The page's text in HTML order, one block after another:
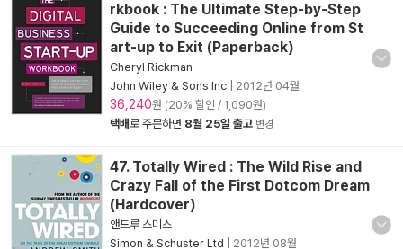
rkbook : The Ultimate Step-by-Step
Guide to Succeeding Online from St
art-up to Exit (Paperback)
Cheryl Rickman
John Wiley & Sons Inc
2012년 04월
36,240원 (20% 할인 / 1,090원)
택배로 주문하면 8월 25일 출고 변경
47. Totally Wired : The Wild Rise and
Crazy Fall of the First Dotcom Dream
(Hardcover)
앤드루 스미스
Simon & Schuster Ltd
2012년 08월